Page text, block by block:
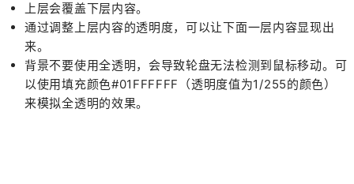
上层会覆盖下层内容。
通过调整上层内容的透明度，可以让下面一层内容显现出
来。
背景不要使用全透明，会导致轮盘无法检测到鼠标移动。可
以使用填充颜色#01FFFFFF（透明度值为1/255的颜色）
来模拟全透明的效果。